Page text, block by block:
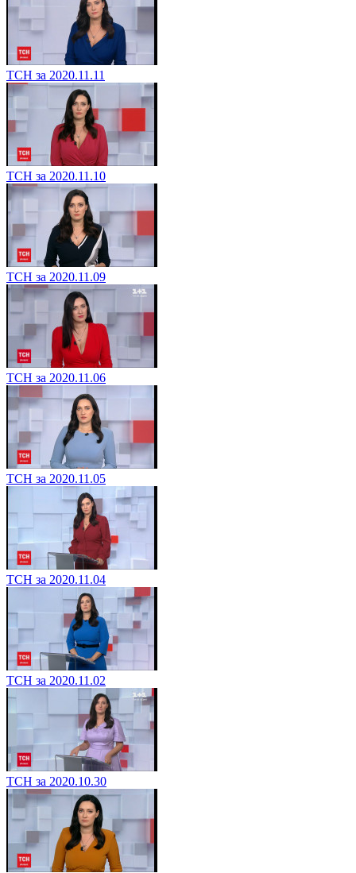
ТСН за 2020.11.11
ТСН за 2020.11.10
ТСН за 2020.11.09
ТСН за 2020.11.06
ТСН за 2020.11.05
ТСН за 2020.11.04
ТСН за 2020.11.02
ТСН за 2020.10.30